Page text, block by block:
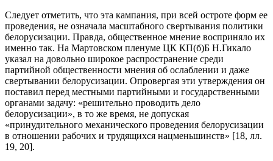
Следует отметить, что эта кампания, при всей остроте форм ее
проведения, не означала масштабного свертывания политики
белорусизации. Правда, общественное мнение восприняло их
именно так. На Мартовском пленуме ЦК КП(б)Б Н.Гикало
указал на довольно широкое распространение среди
партийной общественности мнения об ослаблении и даже
свертывании белорусизации. Опровергая эти утверждения он
поставил перед местными партийными и государственными
органами задачу: «решительно проводить дело
белорусизации», в то же время, не допуская
«принудительного механического проведения белорусизации
в отношении рабочих и трудящихся нацменьшинств» [18, лл.
19, 20].